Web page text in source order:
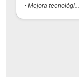
• Mejora tecnológi...